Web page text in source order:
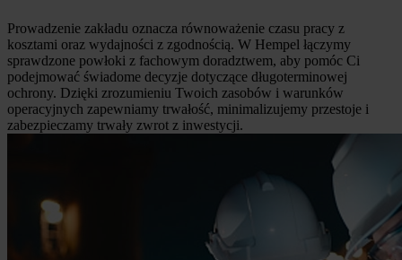
Prowadzenie zakładu oznacza równoważenie czasu pracy z
kosztami oraz wydajności z zgodnością. W Hempel łączymy
sprawdzone powłoki z fachowym doradztwem, aby pomóc Ci
podejmować świadome decyzje dotyczące długoterminowej
ochrony. Dzięki zrozumieniu Twoich zasobów i warunków
operacyjnych zapewniamy trwałość, minimalizujemy przestoje i
zabezpieczamy trwały zwrot z inwestycji.